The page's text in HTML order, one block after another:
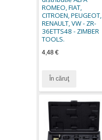
ROMEO, FIAT,
CITROEN, PEUGEOT,
RENAULT, VW - ZR-
36ETTS48 - ZIMBER
TOOLS.
4,48 €
În căruţ